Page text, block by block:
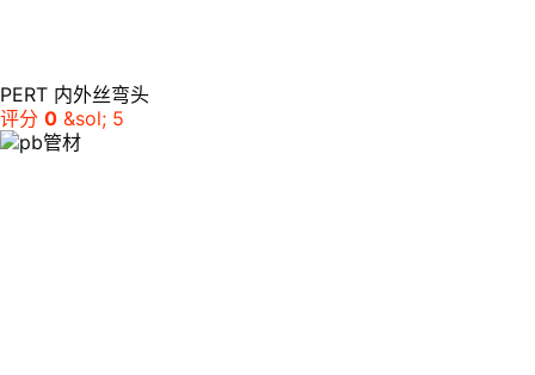
PERT 内外丝弯头
评分 0 &sol; 5